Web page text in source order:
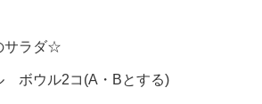
サラダ☆
ボウル2コ(A・Bとする)